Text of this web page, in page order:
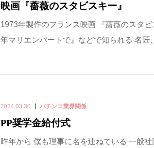
映画『薔薇のスタビスキー』
1973年製作のフランス映画 『薔薇のスタ
年マリエンバートで』などで知られる 名匠
2024.03.30 パチンコ業界関係
PP奨学金給付式
昨年から 僕も理事に名を連ねている 一般